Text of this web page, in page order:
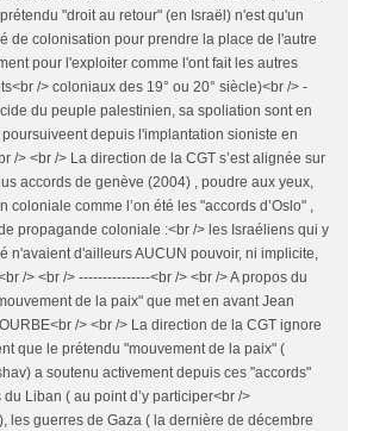
"droit au retour" (en Israël) n'est qu'un
de colonisation pour prendre la place de l'autre
pour l'exploiter comme l'ont fait les autres
/> coloniaux des 19° ou 20° siècle)<br /> -
du peuple palestinien, sa spoliation sont en
depuis l'implantation sioniste en
/> <br /> La direction de la CGT s’est alignée sur
accords de genève (2004) , poudre aux yeux,
coloniale comme l’on été les "accords d’Oslo" ,
propagande coloniale :<br /> les Israéliens qui y
n'avaient d'ailleurs AUCUN pouvoir, ni implicite,
/> <br /> ---------------<br /> <br /> A propos du
de la paix" que met en avant Jean
/> <br /> La direction de la CGT ignore
que le prétendu "mouvement de la paix" (
a soutenu activement depuis ces "accords"
du Liban ( au point d’y participer<br />
les guerres de Gaza ( la dernière de décembre